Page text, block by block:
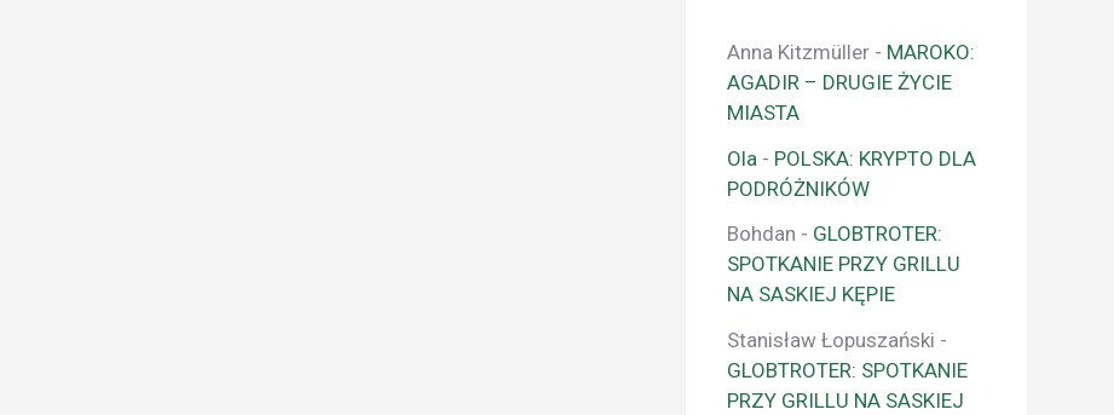
Anna Kitzmüller - MAROKO:
AGADIR – DRUGIE ŻYCIE
MIASTA
Ola - POLSKA: KRYPTO DLA
PODRÓŻNIKÓW
Bohdan - GLOBTROTER:
SPOTKANIE PRZY GRILLU
NA SASKIEJ KĘPIE
Stanisław Łopuszański -
GLOBTROTER: SPOTKANIE
PRZY GRILLU NA SASKIEJ